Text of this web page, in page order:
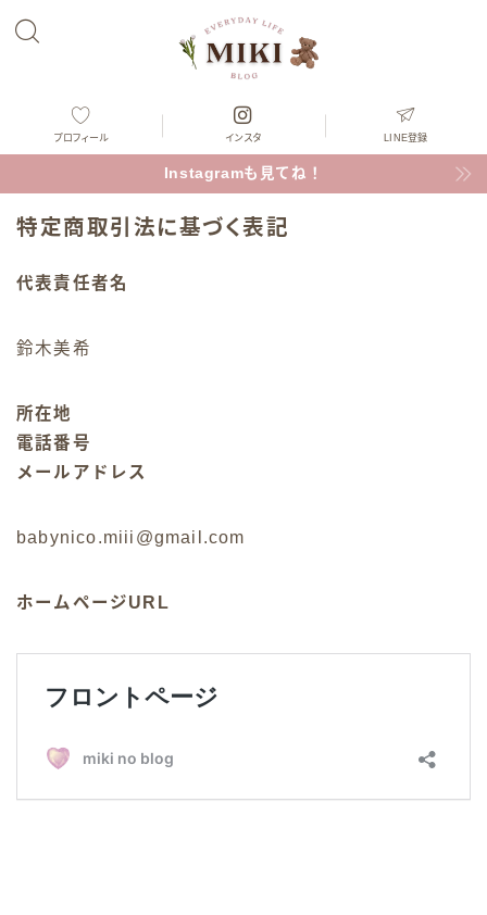
プロフィール インスタ LINE登録
Instagramも見てね！
特定商取引法に基づく表記
代表責任者名
鈴木美希
所在地
電話番号
メールアドレス
babynico.miii@gmail.com
ホームページURL